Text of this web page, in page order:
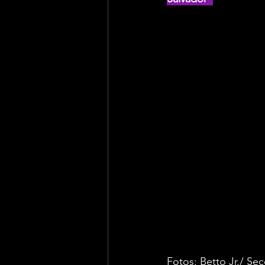
Fotos: Betto Jr./